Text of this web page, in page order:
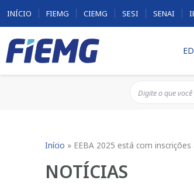
INÍCIO FIEMG CIEMG SESI SENAI
Início » EEBA 2025 está com
NOTÍCIAS